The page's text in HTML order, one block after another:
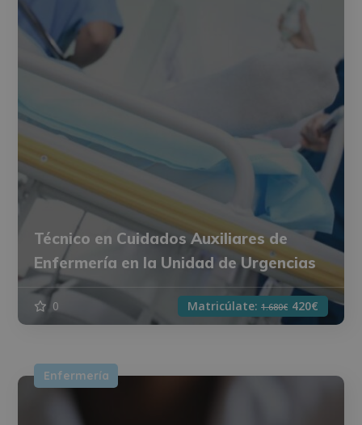
Técnico en Cuidados Auxiliares de
Enfermería en la Unidad de Urgencias
0 Matricúlate: 1.680€ 420€
Enfermería